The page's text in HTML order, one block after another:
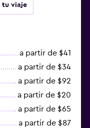
tu viaje
a partir de $41
a partir de $34
a partir de $92
a partir de $20
a partir de $65
a partir de $87